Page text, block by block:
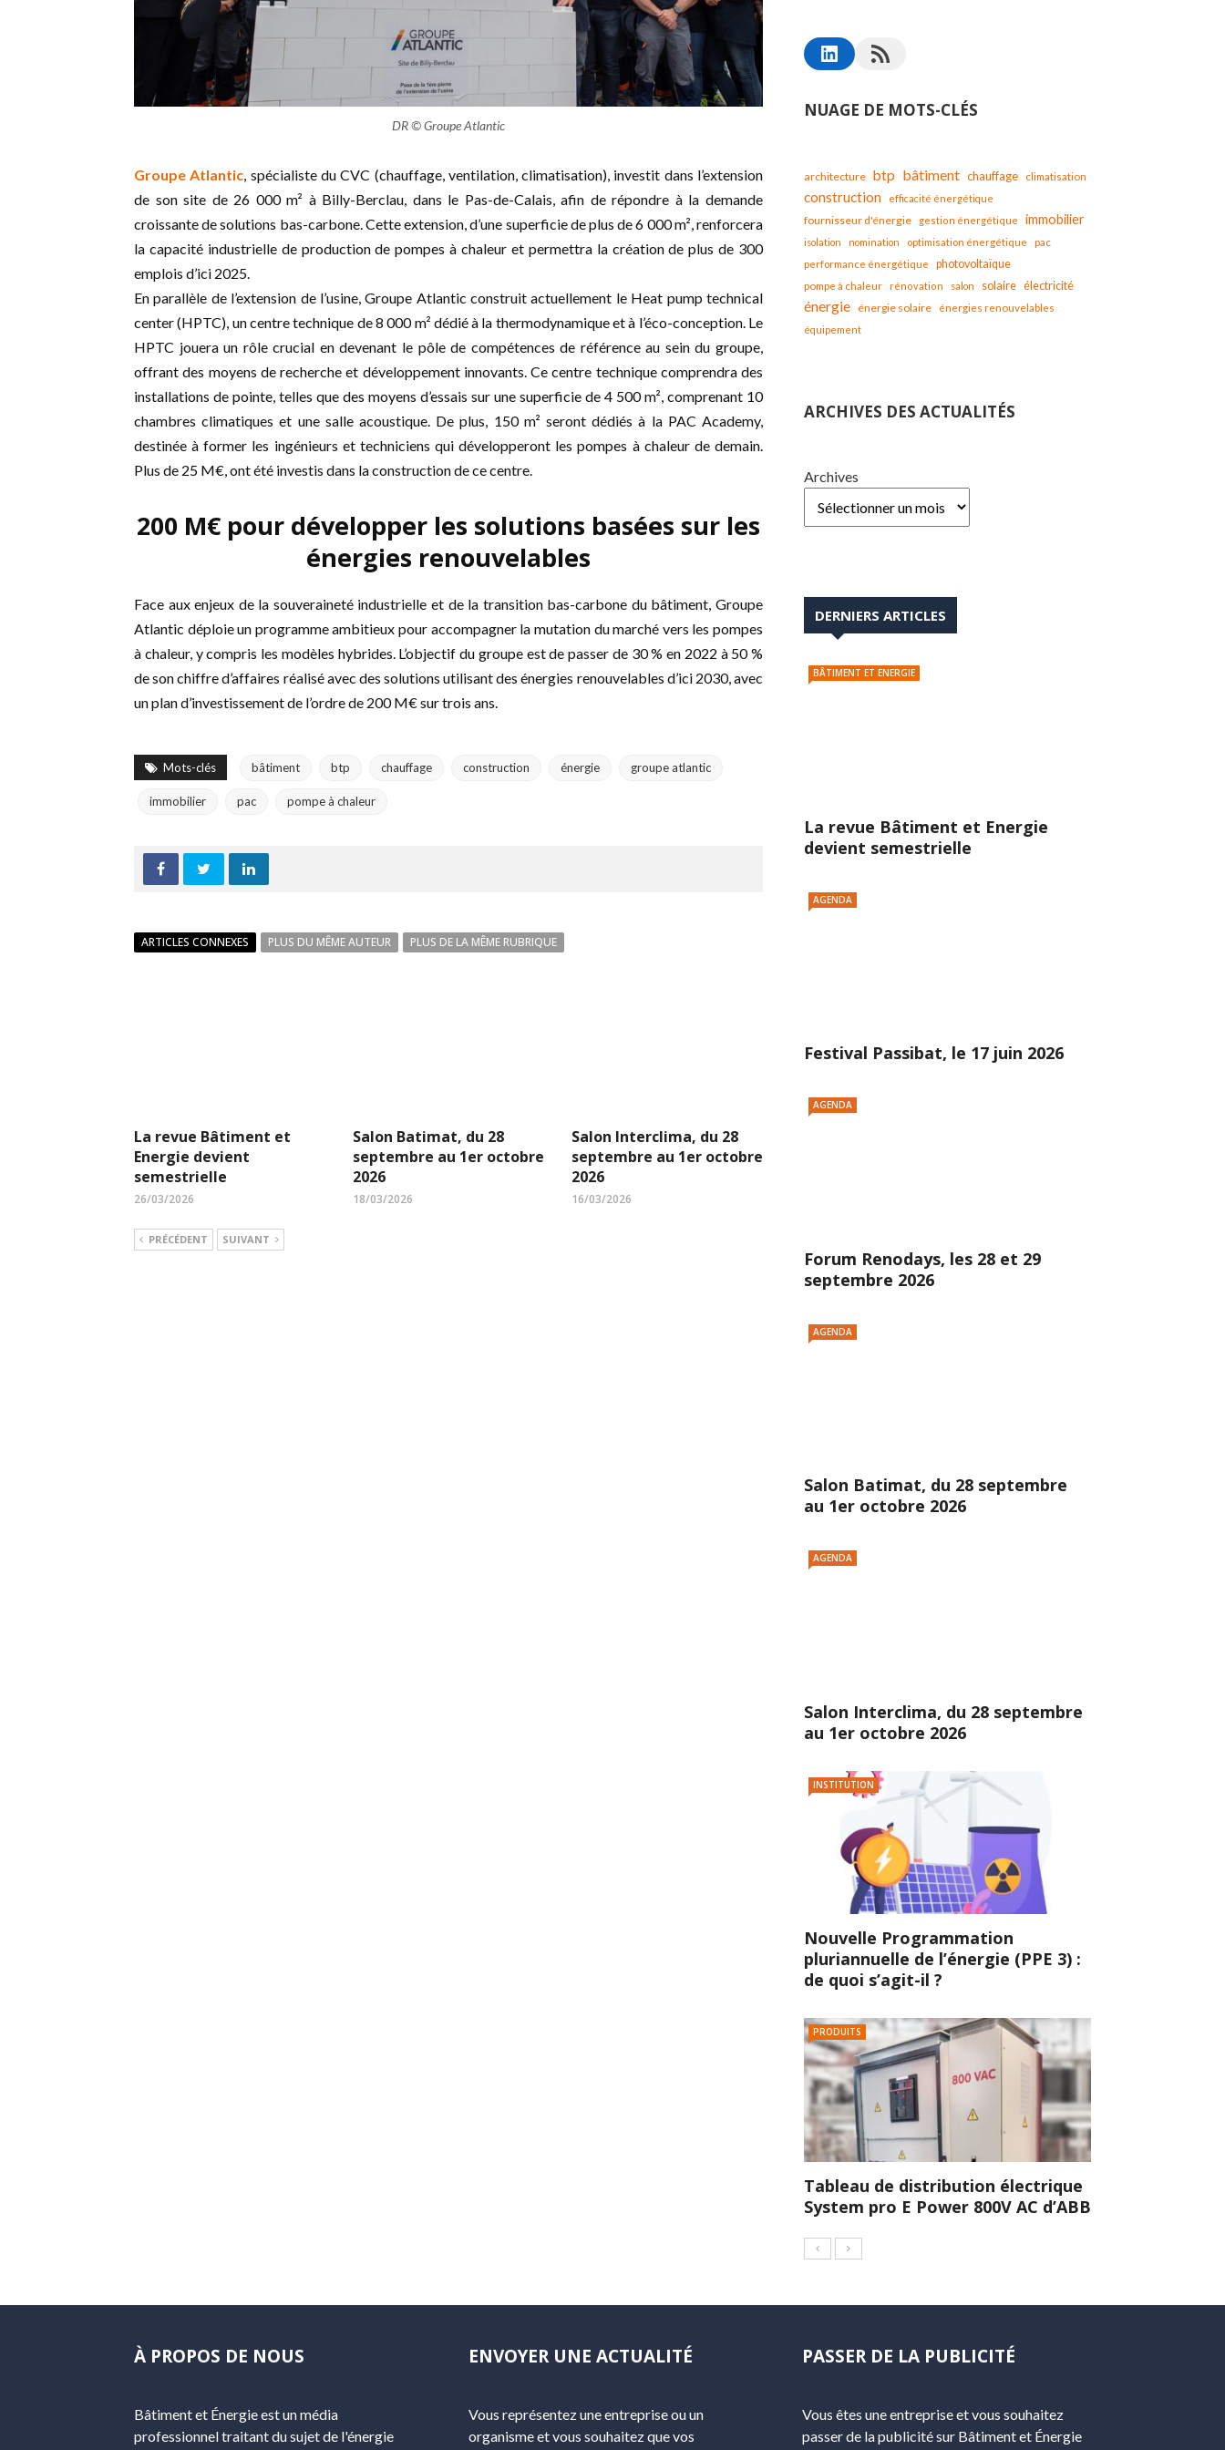
DR © Groupe Atlantic
Groupe Atlantic, spécialiste du CVC (chauffage, ventilation, climatisation), investit dans l’extension
de son site de 26 000 m² à Billy-Berclau, dans le Pas-de-Calais, afin de répondre à la demande
croissante de solutions bas-carbone. Cette extension, d’une superficie de plus de 6 000 m², renforcera
la capacité industrielle de production de pompes à chaleur et permettra la création de plus de 300
emplois d’ici 2025.
En parallèle de l’extension de l’usine, Groupe Atlantic construit actuellement le Heat pump technical
center (HPTC), un centre technique de 8 000 m² dédié à la thermodynamique et à l’éco-conception. Le
HPTC jouera un rôle crucial en devenant le pôle de compétences de référence au sein du groupe,
offrant des moyens de recherche et développement innovants. Ce centre technique comprendra des
installations de pointe, telles que des moyens d’essais sur une superficie de 4 500 m², comprenant 10
chambres climatiques et une salle acoustique. De plus, 150 m² seront dédiés à la PAC Academy,
destinée à former les ingénieurs et techniciens qui développeront les pompes à chaleur de demain.
Plus de 25 M€, ont été investis dans la construction de ce centre.
200 M€ pour développer les solutions basées sur les
énergies renouvelables
Face aux enjeux de la souveraineté industrielle et de la transition bas-carbone du bâtiment, Groupe
Atlantic déploie un programme ambitieux pour accompagner la mutation du marché vers les pompes
à chaleur, y compris les modèles hybrides. L’objectif du groupe est de passer de 30 % en 2022 à 50 %
de son chiffre d’affaires réalisé avec des solutions utilisant des énergies renouvelables d’ici 2030, avec
un plan d’investissement de l’ordre de 200 M€ sur trois ans.
Mots-clés bâtiment btp chauffage construction énergie groupe atlantic
immobilier pac pompe à chaleur
ARTICLES CONNEXES PLUS DU MÊME AUTEUR PLUS DE LA MÊME RUBRIQUE
La revue Bâtiment et
Energie devient
semestrielle
26/03/2026
Salon Batimat, du 28
septembre au 1er octobre
2026
18/03/2026
Salon Interclima, du 28
septembre au 1er octobre
2026
16/03/2026
PRÉCÉDENT SUIVANT
NUAGE DE MOTS-CLÉS
architecture btp bâtiment chauffage climatisation
construction efficacité énergétique
fournisseur d'énergie gestion énergétique immobilier
isolation nomination optimisation énergétique
pac
performance énergétique
photovoltaïque
pompe à chaleur rénovation salon solaire électricité
énergie énergie solaire
énergies renouvelables
équipement
ARCHIVES DES ACTUALITÉS
Archives
DERNIERS ARTICLES
BÂTIMENT ET ENERGIE
La revue Bâtiment et Energie
devient semestrielle
AGENDA
Festival Passibat, le 17 juin 2026
AGENDA
Forum Renodays, les 28 et 29
septembre 2026
AGENDA
Salon Batimat, du 28 septembre
au 1er octobre 2026
AGENDA
Salon Interclima, du 28 septembre
au 1er octobre 2026
INSTITUTION
Nouvelle Programmation
pluriannuelle de l’énergie (PPE 3) :
de quoi s’agit-il ?
PRODUITS
Tableau de distribution électrique
System pro E Power 800V AC d’ABB
À PROPOS DE NOUS
Bâtiment et Énergie est un média
professionnel traitant du sujet de l'énergie
ENVOYER UNE ACTUALITÉ
Vous représentez une entreprise ou un
organisme et vous souhaitez que vos
PASSER DE LA PUBLICITÉ
Vous êtes une entreprise et vous souhaitez
passer de la publicité sur Bâtiment et Énergie